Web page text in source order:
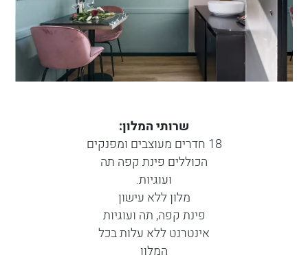
שרותי המלון:
18 חדרים מעוצבים ומפנקים
הכוללים פינת קפה תה
ועוגיות.
מלון ללא עישון
פינת קפה, תה ועוגיות
אינטרנט ללא עלות בכל
המלון